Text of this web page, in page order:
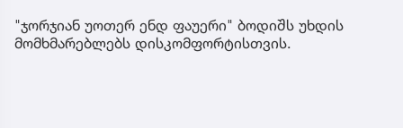
"ჯორჯიან უოთერ ენდ ფაუერი" ბოდიშს უხდის
მომხმარებლებს დისკომფორტისთვის.